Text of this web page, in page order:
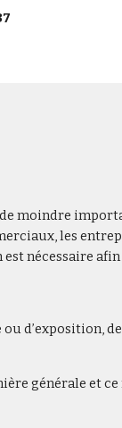
moindre
les
nécessaire
d’exposition,
générale et ce